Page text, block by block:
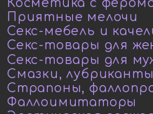
Косметика с
Приятные мелочи
Секс-мебель и
Секс-товары для
Секс-товары для
Смазки, лубриканты
Страпоны,
Фаллоимитаторы